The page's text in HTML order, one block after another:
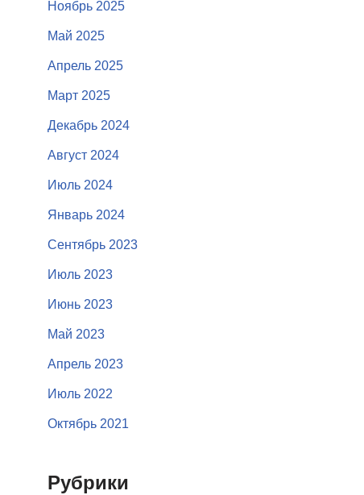
Ноябрь 2025
Май 2025
Апрель 2025
Март 2025
Декабрь 2024
Август 2024
Июль 2024
Январь 2024
Сентябрь 2023
Июль 2023
Июнь 2023
Май 2023
Апрель 2023
Июль 2022
Октябрь 2021
Рубрики